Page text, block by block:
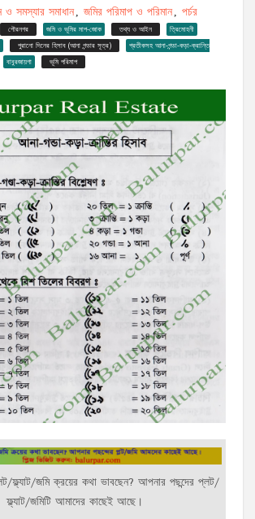
সমস্যার সমাধান জমির পরিমাপ ও পরিমান পর্চর
গৌরনগর জমি ও ভূমির মাপ-জোক তথ্য ও আইন
ত্রিমোহনী
পুরানো দিনের হিসাব (আনা গন্ডার সূত্র)
প্রতীকসহ আনা-গন্ডা-কড়া-ক্রান্তি
বাবুরজায়গা ভূমি পরিমাপ
ফ্ল্যাট/জমি ক্রয়ের কথা ভাবছেন? আপনার পছন্দের প্লট/
ফ্ল্যাট/জমিটি আমাদের কাছেই আছে।